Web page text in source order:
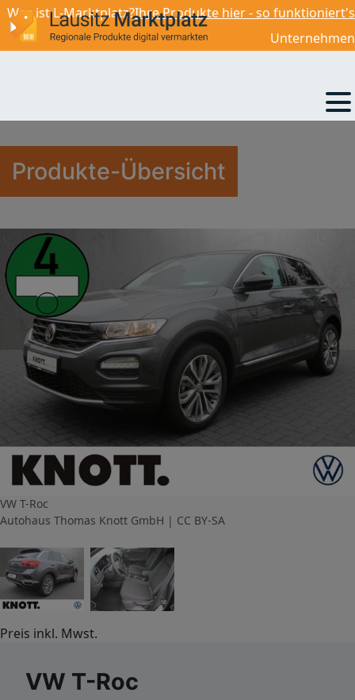
Was ist L-Marktplatz?Ihre Produkte hier - so funktioniert's
Unternehmen
Produkte-Übersicht
VW T-Roc
Autohaus Thomas Knott GmbH | CC BY-SA
22 690,00€
Preis inkl. Mwst.
VW T-Roc